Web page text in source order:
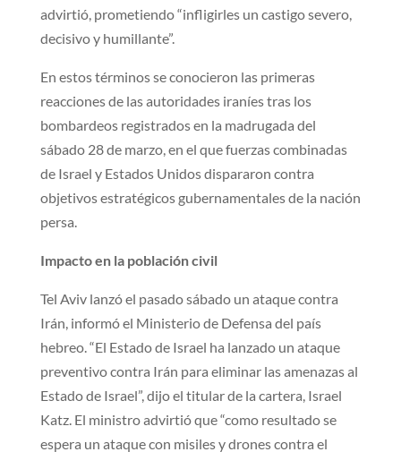
advirtió, prometiendo “infligirles un castigo severo,
decisivo y humillante”.
En estos términos se conocieron las primeras
reacciones de las autoridades iraníes tras los
bombardeos registrados en la madrugada del
sábado 28 de marzo, en el que fuerzas combinadas
de Israel y Estados Unidos dispararon contra
objetivos estratégicos gubernamentales de la nación
persa.
Impacto en la población civil
Tel Aviv lanzó el pasado sábado un ataque contra
Irán, informó el Ministerio de Defensa del país
hebreo. “El Estado de Israel ha lanzado un ataque
preventivo contra Irán para eliminar las amenazas al
Estado de Israel”, dijo el titular de la cartera, Israel
Katz. El ministro advirtió que “como resultado se
espera un ataque con misiles y drones contra el